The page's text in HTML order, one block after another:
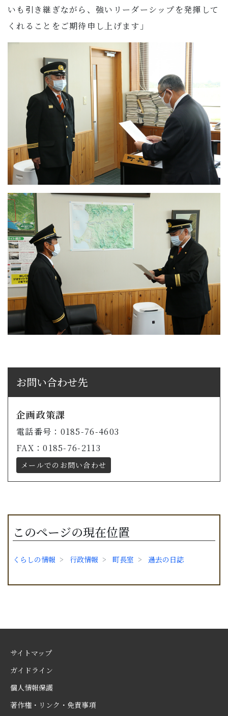
いも引き継ぎながら、強いリーダーシップを発揮して
くれることをご期待申し上げます」
お問い合わせ先
企画政策課
電話番号：0185-76-4603
FAX：0185-76-2113
メールでのお問い合わせ
このページの現在位置
くらしの情報 行政情報 町長室 過去の日誌
サイトマップ
ガイドライン
個人情報保護
著作権・リンク・免責事項